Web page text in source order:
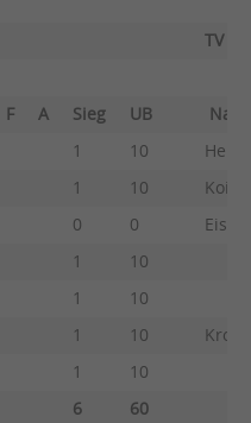
TV
F A Sieg UB
1 10
1 10
0 0
1
10
1
10
1 10
1
10
6
60